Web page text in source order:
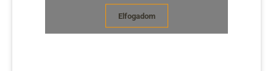
Elfogadom